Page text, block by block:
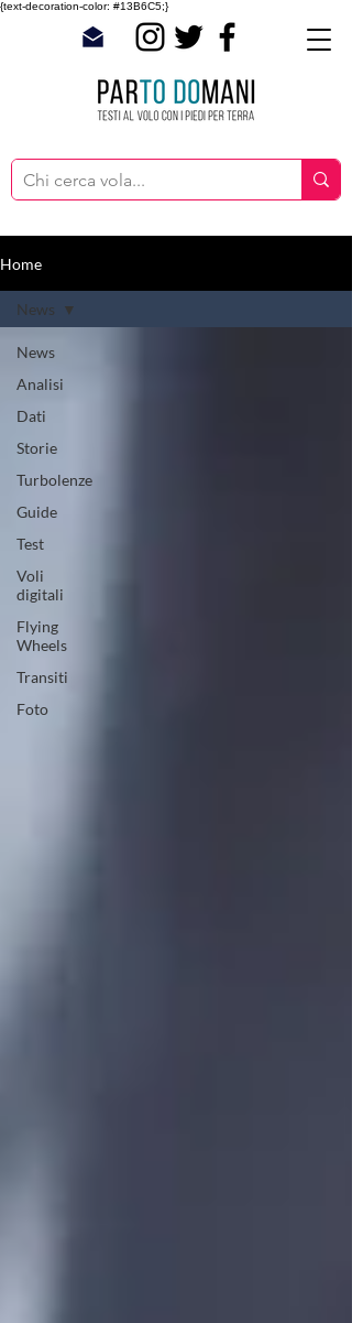
{text-decoration-color: #13B6C5;}
Home
News
Analisi
Dati
Storie
Turbolenze
Guide
Test
Voli
digitali
Flying
Wheels
Transiti
Foto
News